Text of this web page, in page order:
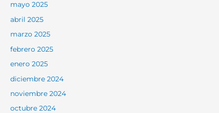
mayo 2025
abril 2025
marzo 2025
febrero 2025
enero 2025
diciembre 2024
noviembre 2024
octubre 2024